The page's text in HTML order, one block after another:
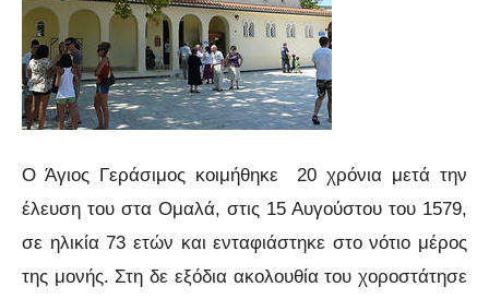
Ο Άγιος Γεράσιμος κοιμήθηκε 20 χρόνια μετά την
έλευση του στα Ομαλά, στις 15 Αυγούστου του 1579,
σε ηλικία 73 ετών και ενταφιάστηκε στο νότιο μέρος
της μονής. Στη δε εξόδια ακολουθία του χοροστάτησε